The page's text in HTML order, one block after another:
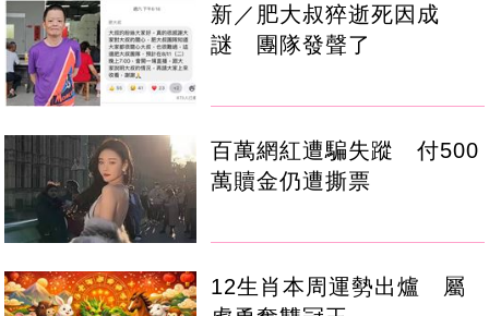
新／肥大叔猝逝死因成
謎 團隊發聲了
百萬網紅遭騙失蹤 付500
萬贖金仍遭撕票
12生肖本周運勢出爐 屬